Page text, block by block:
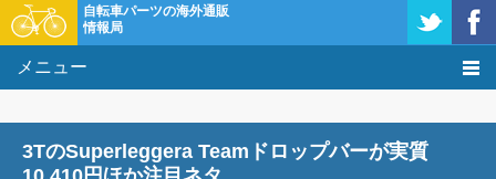
自転車パーツの海外通販
情報局
メニュー
タレコミ掲示板
3TのSuperleggera Teamドロップバーが実質